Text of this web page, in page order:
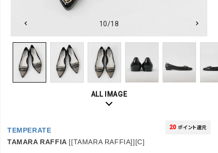
10/18
ALL IMAGE
TEMPERATE
TAMARA RAFFIA [[TAMARA RAFFIA]][C]
20 ポイント還元